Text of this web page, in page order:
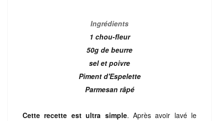
Ingrédients
1 chou-fleur
50g de beurre
sel et poivre
Piment d'Espelette
Parmesan râpé
Cette recette est ultra simple. Après avoir lavé le